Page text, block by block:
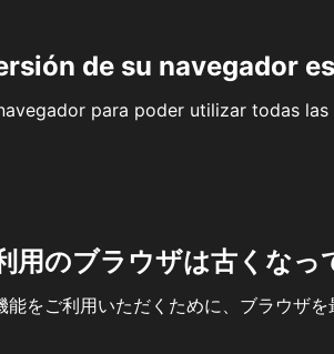
de su navegador
para poder utilizar todas
用のブラウザは古くなっ
をご利用いただくために、ブラウザを